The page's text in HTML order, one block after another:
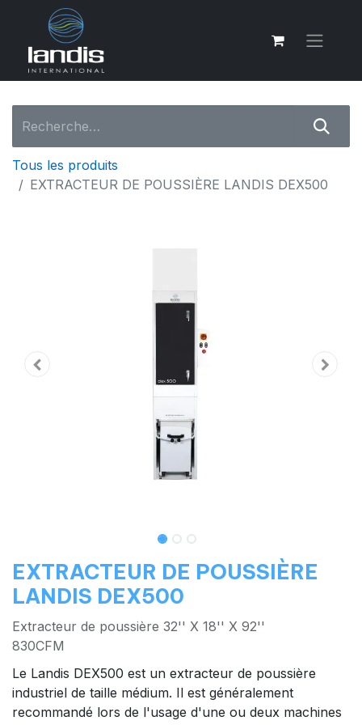
Tous les produits
EXTRACTEUR DE POUSSIÈRE LANDIS DEX500
EXTRACTEUR DE POUSSIÈRE
LANDIS DEX500
Extracteur de poussière 32'' X 18'' X 92''
830CFM
Le Landis DEX500 est un extracteur de poussière
industriel de taille médium. Il est généralement
recommandé lors de l'usage d'une ou deux machines